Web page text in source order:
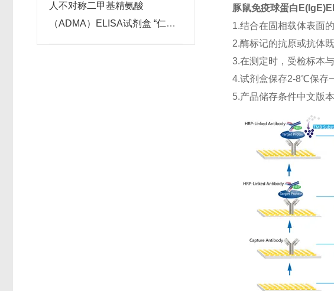
人不对称二甲基精氨酸
（ADMA）ELISA试剂盒 “仁捷
豚鼠免疫球蛋白
1.结合在固相载体表面
2.酶标记的抗原或抗体
3.在测定时，受检标本
4.试剂盒保存2-8℃保存
5.产品储存条件中文版